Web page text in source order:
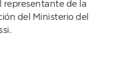
representante de la
del Ministerio del